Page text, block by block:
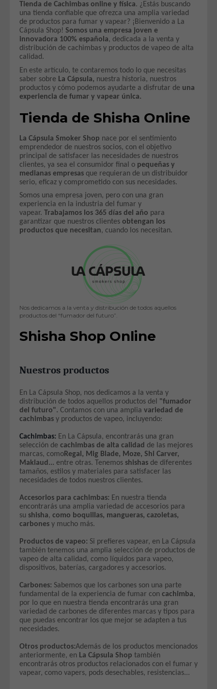
Tienda de Cachimbas online y física. ¿Estás buscando
una tienda confiable que ofrezca una amplia variedad
de productos para fumar y vapear? ¡Bienvenido a La
Cápsula Shop! Somos una empresa joven e
innovadora 100% española, dedicada a la venta y
distribución de cachimbas y productos de vapeo de alta
calidad.
En este artículo, te contaremos todo lo que necesitas
saber sobre La Cápsula, nuestra historia, nuestros
productos y cómo podemos ayudarte a disfrutar de una
experiencia de fumar y vapear única.
Tienda de Shisha Online
La Cápsula Smoker Shop nace por el sentimiento
emprendedor de nuestros socios, con el objetivo
principal de satisfacer las necesidades de nuestros
clientes, ya sea el consumidor final o pequeñas y
medianas empresas que requieran de un distribuidor
serio, eficaz y comprometido con sus necesidades.
Somos una empresa joven, pero con una gran
experiencia en la industria del fumar y
vapear. Trabajamos los 365 días del año para
garantizar que nuestros clientes obtengan los
productos que necesitan, cuando los necesitan.
Nos dedicamos a la venta y distribución de todos aquellos
productos del “fumador del futuro”.
Shisha Shop Online
Nuestros productos
En La Cápsula Shop, nos dedicamos a la venta y
distribución de todos aquellos productos del "fumador
del futuro". Contamos con una amplia variedad de
cachimbas y productos de vapeo, incluyendo:
Cachimbas: En La Cápsula, encontrarás una gran
selección de cachimbas de alta calidad de las mejores
marcas, comoRegal, Mig Blade, Moze, Shi Carver,
Maklaud... entre otras. Tenemos shishas de diferentes
tamaños, estilos y materiales para satisfacer las
necesidades de todos nuestros clientes.
Accesorios para cachimbas: En nuestra tienda
encontrarás una amplia variedad de accesorios para
su shisha, como boquillas, mangueras, cazoletas,
carbones y mucho más.
Productos de vapeo: Si prefieres vapear, en La Cápsula
también tenemos una amplia selección de productos de
vapeo de alta calidad, como líquidos para vapeo,
dispositivos, baterías, cargadores y accesorios.
Carbones: Sabemos que los carbones son una parte
fundamental de la experiencia de fumar con cachimba,
por lo que en nuestra tienda encontrarás una gran
variedad de carbones de diferentes marcas y tipos para
que puedas encontrar los que mejor se adapten a tus
necesidades.
Otros productos:Además de los productos mencionados
anteriormente, en La Cápsula Shop también
encontrarás otros productos relacionados con el fumar y
vapear, como vapers, pods desechables, resistencias...